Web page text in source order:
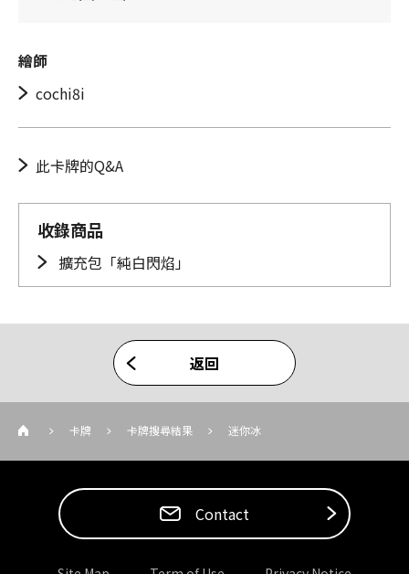
繪師
cochi8i
此卡牌的Q&A
收錄商品
擴充包「純白閃焰」
返回
卡牌 卡牌搜尋結果 迷你冰
Contact